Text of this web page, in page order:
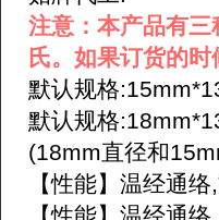
注意：本产品有
氏。如果订货的
默认规格
默认规格
(18mm直径和
【性能】温经通